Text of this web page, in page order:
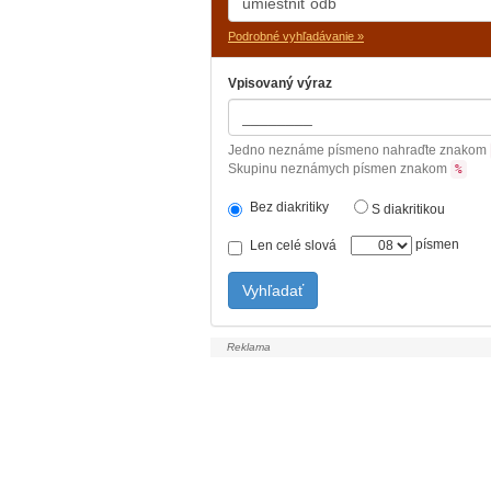
Podrobné vyhľadávanie »
Vpisovaný výraz
Jedno neznáme písmeno nahraďte znakom
Skupinu neznámych písmen znakom %
Bez diakritiky S diakritikou
Len celé slová písmen
Vyhľadať